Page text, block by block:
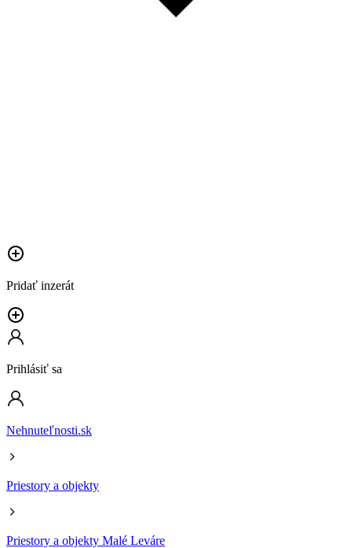
Pridať inzerát
Prihlásiť sa
Nehnuteľnosti.sk
Priestory a objekty
Priestory a objekty Malé Leváre